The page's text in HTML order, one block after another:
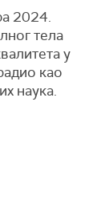
2024.
тела
у
као
наука.